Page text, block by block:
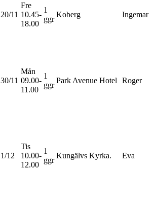
20/11
Fre
10.45-
18.00
1
ggr
Koberg Ingemar
30/11
Mån
09.00-
11.00
1
ggr
Park Avenue Hotel Roger
1/12
Tis
10.00-
12.00
1
ggr
Kungälvs Kyrka. Eva